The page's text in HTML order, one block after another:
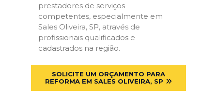
prestadores de serviços
competentes, especialmente em
Sales Oliveira, SP, através de
profissionais qualificados e
cadastrados na região.
SOLICITE UM ORÇAMENTO PARA
REFORMA EM SALES OLIVEIRA, SP